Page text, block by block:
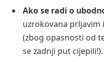
Ako se radi o
uzrokovana
(zbog opasnosti od
se zadnji put cijepili!).